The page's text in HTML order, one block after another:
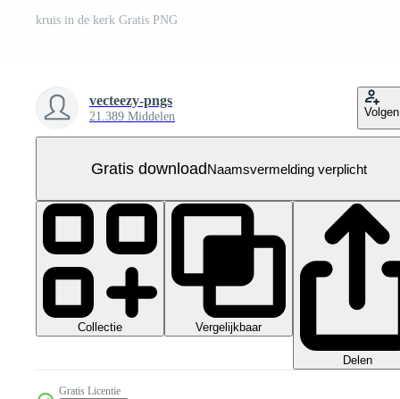
kruis in de kerk Gratis PNG
vecteezy-pngs
21.389 Middelen Volgen
Gratis downloadNaamsvermelding verplicht
Collectie Vergelijkbaar
Delen
Gratis Licentie